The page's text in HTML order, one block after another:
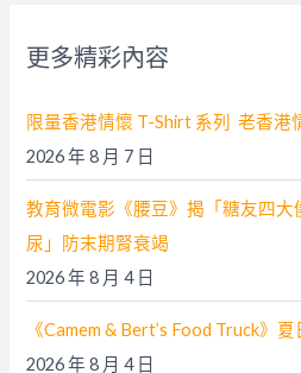
:
更多精彩內容
限量香港情懷 T-Shirt 系列 老香港
2026 年 8 月 7 日
教育微電影《腰豆》揭「糖友四大
尿」防末期腎衰竭
2026 年 8 月 4 日
《Camem & Bert’s Food Truck》
2026 年 8 月 4 日